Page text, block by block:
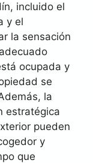
incluido el
y el
la sensación
ocupada y
se
la
estratégica
pueden
y
que